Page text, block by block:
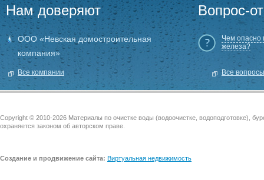
Нам доверяют
ООО «Невская домостроительная
компания»
ООО «ЕвроИнвестСтрой»
Все компании
Вопрос-
Чем опасно
железа?
Все вопросы
Copyright © 2010-2026 Материалы по очистке воды (водоочистке, водоподготовке),
охраняется законом об авторском праве.
Создание и продвижение сайта: Виртуальная недвижимость